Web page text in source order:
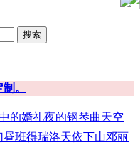
搜索
。
的婚礼夜的钢琴曲天空
昼班得瑞洛天依下山邓丽